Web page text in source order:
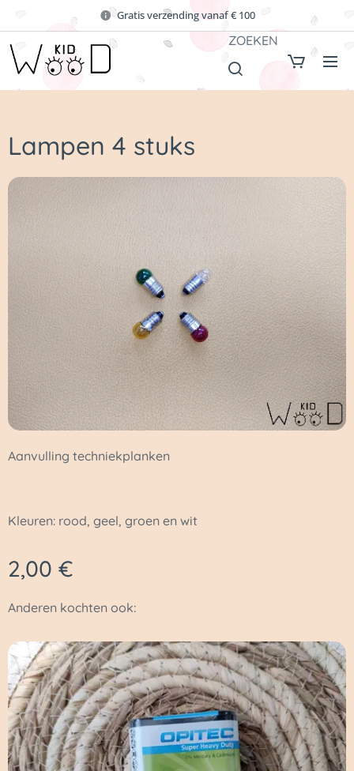
Gratis verzending vanaf € 100
ZOEKEN
Lampen 4 stuks
Aanvulling techniekplanken
Kleuren: rood, geel, groen en wit
2,00 €
Anderen kochten ook: